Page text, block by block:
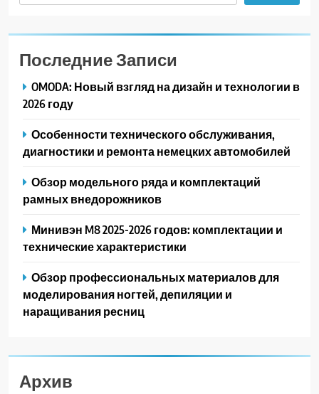
Последние Записи
OMODA: Новый взгляд на дизайн и технологии в
2026 году
Особенности технического обслуживания,
диагностики и ремонта немецких автомобилей
Обзор модельного ряда и комплектаций
рамных внедорожников
Минивэн M8 2025-2026 годов: комплектации и
технические характеристики
Обзор профессиональных материалов для
моделирования ногтей, депиляции и
наращивания ресниц
Архив